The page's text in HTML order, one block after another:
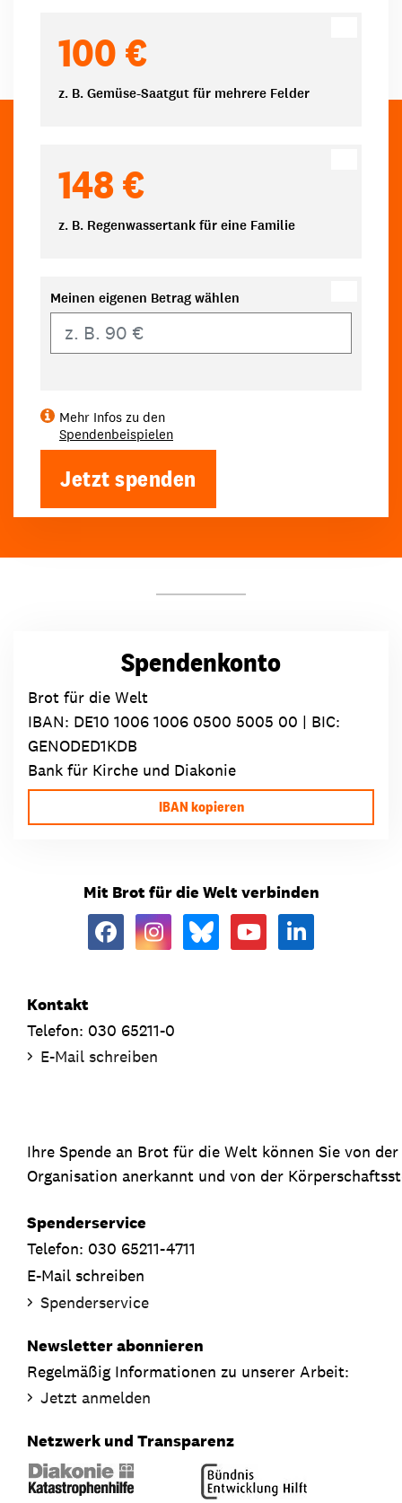
100 €
z. B. Gemüse-Saatgut für mehrere Felder
148 €
z. B. Regenwassertank für eine Familie
Meinen eigenen Betrag wählen
Mehr Infos zu den
Spendenbeispielen
Jetzt spenden
Spendenkonto
Brot für die Welt
IBAN: DE10 1006 1006 0500 5005 00 | BIC:
GENODED1KDB
Bank für Kirche und Diakonie
IBAN kopieren
Mit Brot für die Welt verbinden
Kontakt
Telefon: 030 65211-0
E-Mail schreiben
Ihre Spende an Brot für die Welt können Sie von
Organisation anerkannt und von der
Spenderservice
Telefon: 030 65211-4711
E-Mail schreiben
Spenderservice
Newsletter abonnieren
Regelmäßig Informationen zu unserer Arbeit:
Jetzt anmelden
Netzwerk und Transparenz